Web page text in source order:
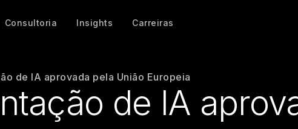
Consultoria Insights Carreiras
de IA aprovada pela União Europeia
de IA